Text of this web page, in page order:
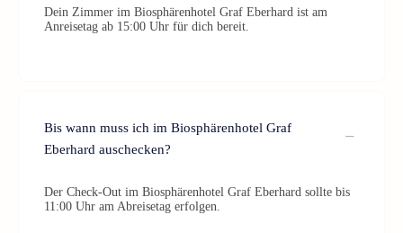
Dein Zimmer im Biosphärenhotel Graf Eberhard ist am
Anreisetag ab 15:00 Uhr für dich bereit.
Bis wann muss ich im Biosphärenhotel Graf
Eberhard auschecken?
Der Check-Out im Biosphärenhotel Graf Eberhard sollte bis
11:00 Uhr am Abreisetag erfolgen.